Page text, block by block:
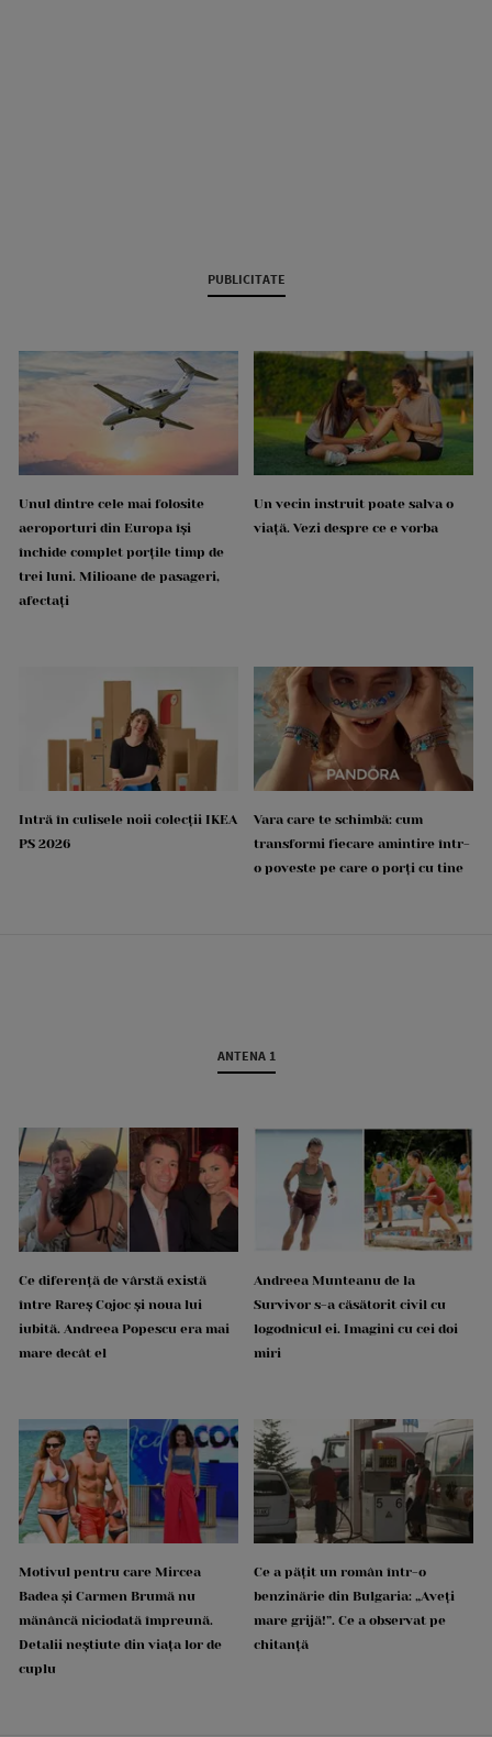
PUBLICITATE
Unul dintre cele mai folosite
aeroporturi din Europa își
închide complet porțile timp de
trei luni. Milioane de pasageri,
afectați
Un vecin instruit poate salva o
viață. Vezi despre ce e vorba
Intră în culisele noii colecții IKEA
PS 2026
Vara care te schimbă: cum
transformi fiecare amintire într-
o poveste pe care o porți cu tine
ANTENA 1
Ce diferență de vârstă există
între Rareș Cojoc și noua lui
iubită. Andreea Popescu era mai
mare decât el
Andreea Munteanu de la
Survivor s-a căsătorit civil cu
logodnicul ei. Imagini cu cei doi
miri
Motivul pentru care Mircea
Badea și Carmen Brumă nu
mănâncă niciodată împreună.
Detalii neștiute din viața lor de
cuplu
Ce a pățit un român într-o
benzinărie din Bulgaria: „Aveți
mare grijă!”. Ce a observat pe
chitanță